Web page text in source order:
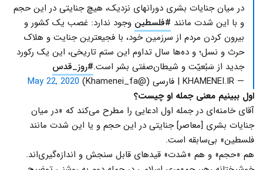
در میان جنایات بشری دورانهای نزدیک، هیچ جنایتی در این حجم
و با این شدت مانند #فلسطین وجود ندارد: غصب یک کشور و
بیرون کردن مردم از سرزمین خود، با فجیعترین جنایت و هلاک
حرث و نسل؛ و ده‌ها سال تداوم این ستم تاریخی، این یک رکورد
جدید از سَبُعیّت و شیطان‌صفتی بشر است.#روز_قدس
— KHAMENEI.IR | فارسی (@Khamenei_fa)
May 22, 2020
اول ببینیم معنی جمله او چیست؟
آقای خامنه‌ای در جمله اول ادعایی را مطرح می‌کند که «در میان
جنایات بشری [معاصر] جنایتی در این حجم و یا این شدت مانند
فلسطین» بی‌سابقه است.
هم «حجم» و هم «شدت» قیدهای قابل سنجش و اندازه‌گیری‌اند.